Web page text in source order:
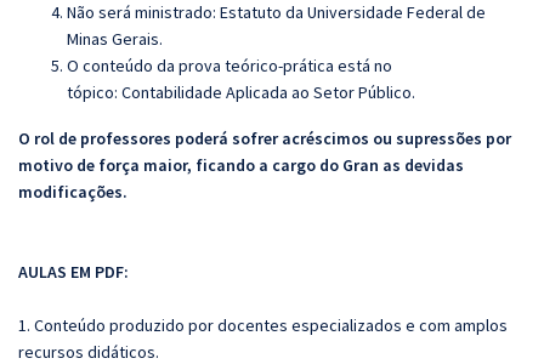
Não será ministrado: Estatuto da Universidade Federal de
Minas Gerais.
O conteúdo da prova teórico-prática está no
tópico: Contabilidade Aplicada ao Setor Público.
O rol de professores poderá sofrer acréscimos ou supressões por
motivo de força maior, ficando a cargo do Gran as devidas
modificações.
AULAS EM PDF:
1. Conteúdo produzido por docentes especializados e com amplos
recursos didáticos.